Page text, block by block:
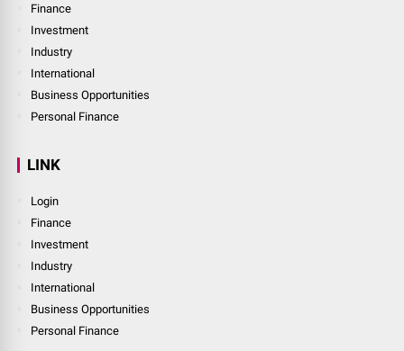
Finance
Investment
Industry
International
Business Opportunities
Personal Finance
LINK
Login
Finance
Investment
Industry
International
Business Opportunities
Personal Finance